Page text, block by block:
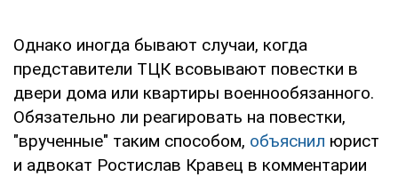
Однако иногда бывают случаи, когда
представители ТЦК всовывают повестки в
двери дома или квартиры военнообязанного.
Обязательно ли реагировать на повестки,
"врученные" таким способом, объяснил юрист
и адвокат Ростислав Кравец в комментарии